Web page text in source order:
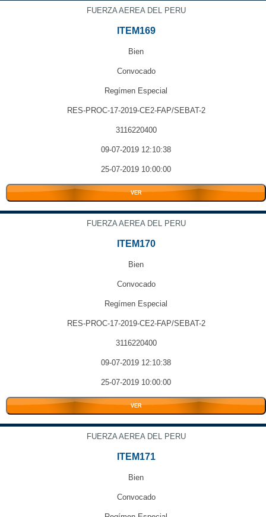
FUERZA AEREA DEL PERU
ITEM169
Bien
Convocado
Regímen Especial
RES-PROC-17-2019-CE2-FAP/SEBAT-2
3116220400
09-07-2019 12:10:38
25-07-2019 10:00:00
VER
FUERZA AEREA DEL PERU
ITEM170
Bien
Convocado
Regímen Especial
RES-PROC-17-2019-CE2-FAP/SEBAT-2
3116220400
09-07-2019 12:10:38
25-07-2019 10:00:00
VER
FUERZA AEREA DEL PERU
ITEM171
Bien
Convocado